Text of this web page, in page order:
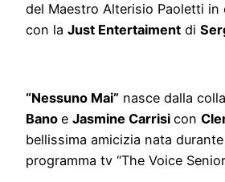
del Maestro Alterisio Paoletti in
con la Just Entertaiment di
“Nessuno Mai” nasce dalla
Bano e Jasmine Carrisi con
bellissima amicizia nata
programma tv “The Voice